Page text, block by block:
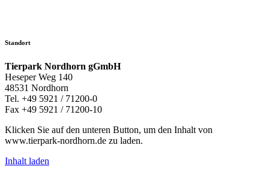
Standort
Tierpark Nordhorn gGmbH
Heseper Weg 140
48531 Nordhorn
Tel. +49 5921 / 71200-0
Fax +49 5921 / 71200-10
Klicken Sie auf den unteren Button, um den Inhalt von
www.tierpark-nordhorn.de zu laden.
Inhalt laden